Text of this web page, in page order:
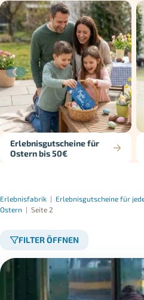
Erlebnisgutscheine für
Ostern bis 50€
Erlebnisfabrik | Erlebnisgutscheine für
Ostern | Seite 2
FILTER ÖFFNEN